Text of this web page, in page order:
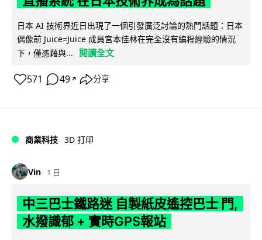
日本 AI 技術界近日出現了一個引發廣泛討論的熱門話題：日本
偶像前 Juice=Juice 成員宮本佳林在完全沒有編程經驗的情況
下，僅憑藉與...
閱讀全文
571 49 ↗ 分享
商業科技 3D 打印
Vin 1 日
中三巴士鐵路迷 自製紙皮遙控巴士 門,
水撥識郁 + 實時GPS報站